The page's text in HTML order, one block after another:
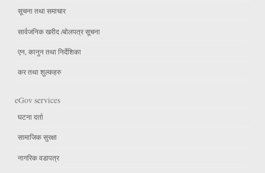
सूचना तथा समाचार
सार्वजनिक खरीद /बोलपत्र सूचना
एन, कानुन तथा निर्देशिका
कर तथा शुल्कहरु
eGov services
घटना दर्ता
सामाजिक सुरक्षा
नागरिक वडापत्र